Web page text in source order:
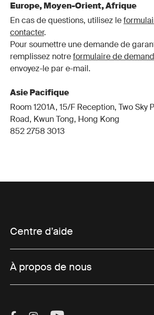
Europe, Moyen-Orient, Afrique
En cas de questions, utilisez le
contacter.
Pour soumettre une demande de
remplissez notreformulaire de
envoyez-le par e-mail.
Asie Pacifique
Room 1201A, 15/F Reception, Two Sky
Road, Kwun Tong, Hong Kong
852 2758 3013
Centre d’aide
À propos de nous